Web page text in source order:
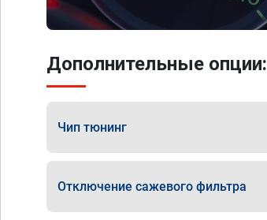
Дополнительные опции:
Чип тюнинг
Отключение сажевого фильтра